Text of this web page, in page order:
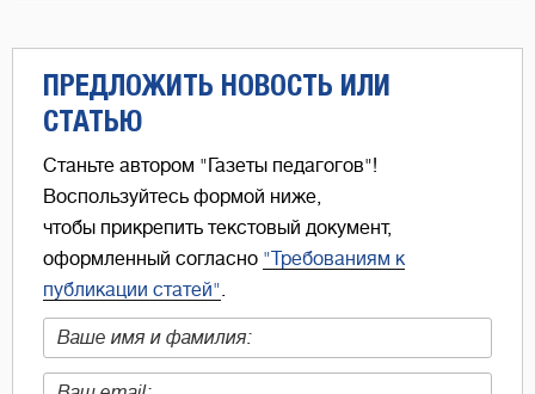
ПРЕДЛОЖИТЬ НОВОСТЬ ИЛИ
СТАТЬЮ
Станьте автором "Газеты педагогов"!
Воспользуйтесь формой ниже,
чтобы прикрепить текстовый документ,
оформленный согласно "Требованиям к
публикации статей".